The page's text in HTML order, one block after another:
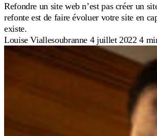
Refondre un site web n’est pas créer un
refonte est de faire évoluer votre site en
existe.
Louise Viallesoubranne 4 juillet 20224